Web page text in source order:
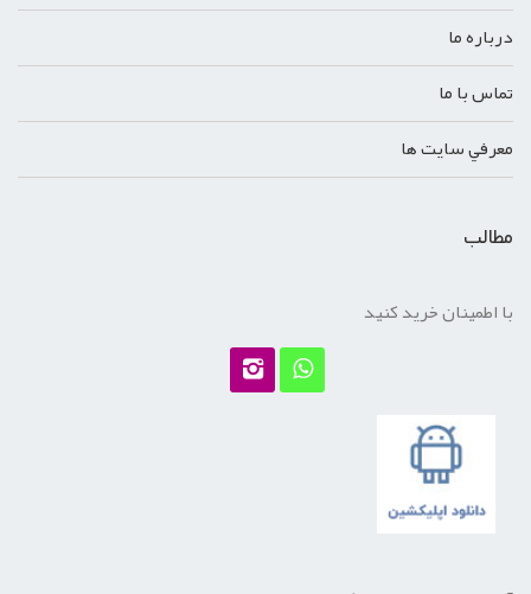
درباره ما
تماس با ما
معرفي سايت ها
مطالب
با اطمینان خرید کنید